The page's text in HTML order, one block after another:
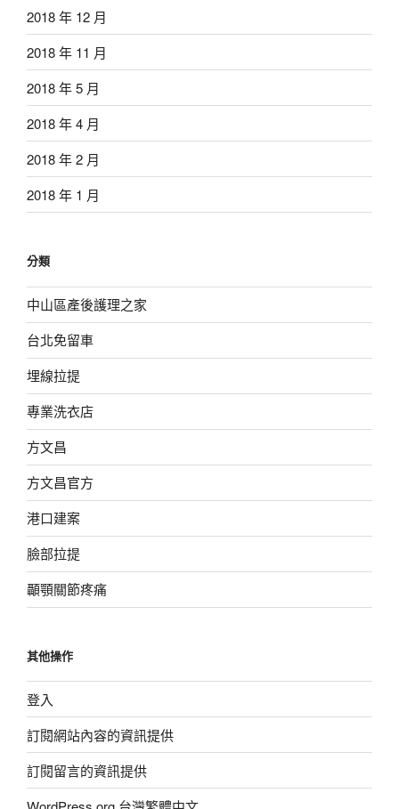
2018 年 12 月
2018 年 11 月
2018 年 5 月
2018 年 4 月
2018 年 2 月
2018 年 1 月
分類
中山區產後護理之家
台北免留車
埋線拉提
專業洗衣店
方文昌
方文昌官方
港口建案
臉部拉提
顳顎關節疼痛
其他操作
登入
訂閱網站內容的資訊提供
訂閱留言的資訊提供